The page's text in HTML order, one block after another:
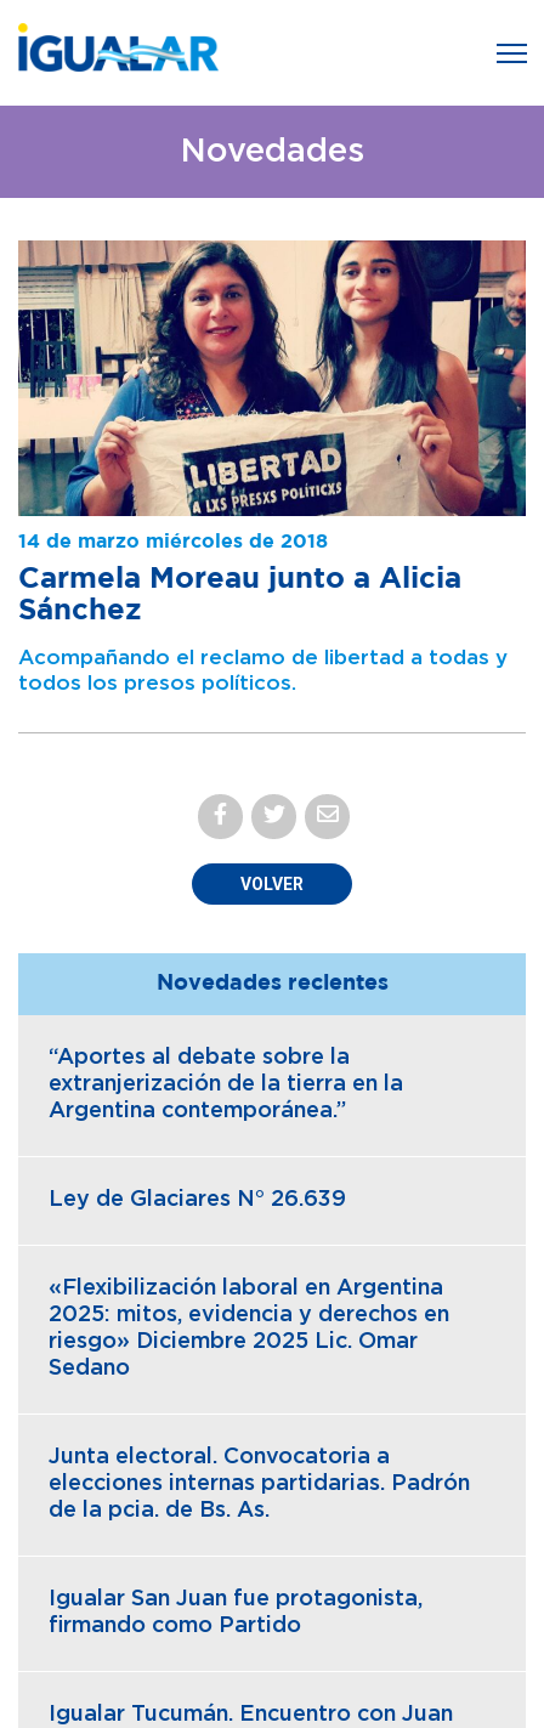
Novedades
14 de marzo miércoles de 2018
Carmela Moreau junto a Alicia
Sánchez
Acompañando el reclamo de libertad a todas y
todos los presos políticos.
VOLVER
Novedades recientes
“Aportes al debate sobre la
extranjerización de la tierra en la
Argentina contemporánea.”
Ley de Glaciares N° 26.639
«Flexibilización laboral en Argentina
2025: mitos, evidencia y derechos en
riesgo» Diciembre 2025 Lic. Omar
Sedano
Junta electoral. Convocatoria a
elecciones internas partidarias. Padrón
de la pcia. de Bs. As.
Igualar San Juan fue protagonista,
firmando como Partido
Igualar Tucumán. Encuentro con Juan